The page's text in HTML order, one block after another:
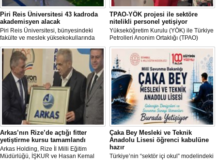
Piri Reis Üniversitesi 43 kadroda
akademisyen alacak
Piri Reis Üniversitesi, bünyesindeki
fakülte ve meslek yüksekokullarında
görevlendirilmek üzere toplam 43
akademisyen alımı yapacağını duyurdu.
Başvurular 10 Ağustos 2026 tarihine
kadar devam edecek.
TPAO-YÖK projesi ile sektöre
nitelikli personel yetişiyor
Yükseköğretim Kurulu (YÖK) ile Türkiye
Petrolleri Anonim Ortaklığı (TPAO)
arasında imzalanan protokolle hayata
geçirilen "Açık Deniz Teknolojisi"
programları sektöre nitelikli personel
yetiştiriyor.
Arkas’nın Rize’de açtığı fitter
yetiştirme kursu tamamlandı
Arkas Holding, Rize İl Milli Eğitim
Müdürlüğü, İŞKUR ve Hasan Kemal
Çaka Bey Mesleki ve Teknik
Anadolu Lisesi öğrenci kabulüne
hazır
Türkiye’nin “sektör içi okul” modelindeki